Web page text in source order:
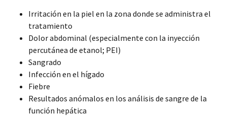
Irritación en la piel en la zona donde se administra el
tratamiento
Dolor abdominal (especialmente con la inyección
percutánea de etanol; PEI)
Sangrado
Infección en el hígado
Fiebre
Resultados anómalos en los análisis de sangre de la
función hepática